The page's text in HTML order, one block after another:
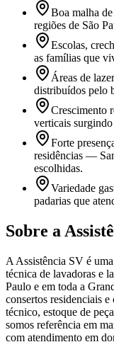
Boa malha
regiões de São
Escolas,
as famílias que
Áreas de
distribuídos pelo
Crescimento
verticais
Forte
residências —
escolhidas.
Variedade
padarias que
Sobre a
A Assistência SV é
técnica de lavadoras e
Paulo e em toda a
consertos residenciais
técnico, estoque de
somos referência em
com atendimento em